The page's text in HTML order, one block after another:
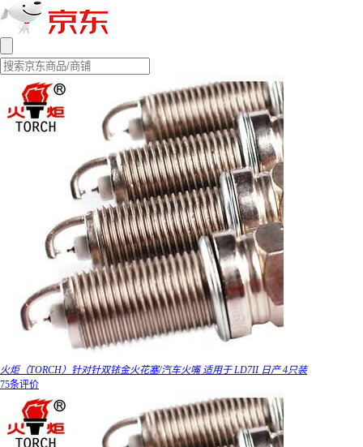
火炬（TORCH）针对针双铱金火花塞/汽车火嘴 适用于 LD7II 日产 4只装
75条评价